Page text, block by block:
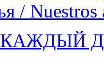
/ Nuestros